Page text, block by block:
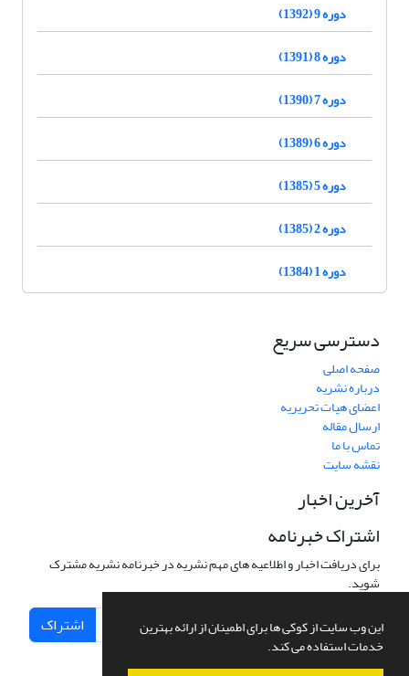
این وب سایت از کوکی ها برای اطمینان از ارائه بهترین
خدمات استفاده می کند.
دوره 9 (1392)
دوره 8 (1391)
دوره 7 (1390)
دوره 6 (1389)
دوره 5 (1385)
دوره 2 (1385)
دوره 1 (1384)
دسترسی سریع
صفحه اصلی
درباره نشریه
اعضای هیات تحریریه
ارسال مقاله
تماس با ما
نقشه سایت
آخرین اخبار
اشتراک خبرنامه
برای دریافت اخبار و اطلاعیه های مهم نشریه در خبرنامه نشریه مشترک
شوید.
اشتراک